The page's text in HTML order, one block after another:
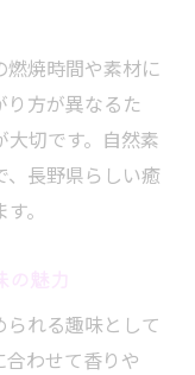
焼時間や素材に
り方が異なるた
切です。自然素
、長野県らしい癒
。
れる趣味として
わせて香りや